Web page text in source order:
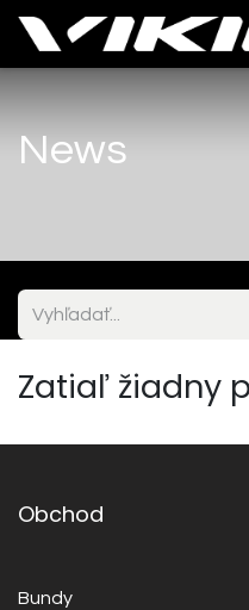
News
Zatiaľ žiadny
Obchod
Bundy